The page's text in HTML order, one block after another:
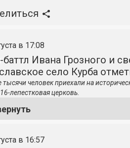
в 17:08
баттл Ивана Грозного и
село Курба
тысячи человек приехали на
лепестковая церковь.
в 16:57